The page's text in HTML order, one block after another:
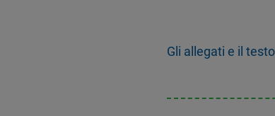
Gli allegati e il